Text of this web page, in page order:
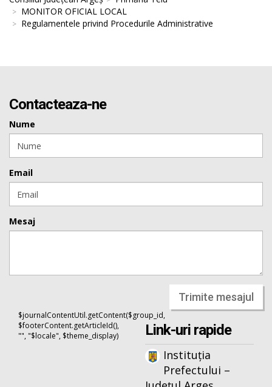
MONITOR OFICIAL LOCAL
Regulamentele privind Procedurile Administrative
Contacteaza-ne
Nume
Email
Mesaj
Trimite mesajul
$journalContentUtil.getContent($group_id,
$footerContent.getArticleId(),
"", "$locale", $theme_display)
Link-uri rapide
Instituția
Prefectului –